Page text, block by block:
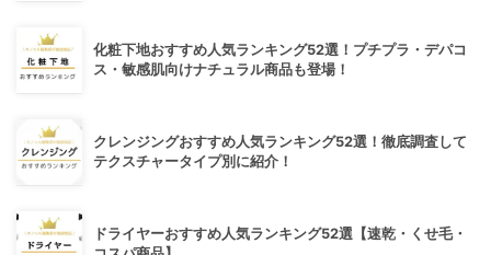
化粧下地おすすめ人気ランキング52選！プチプラ・デパコ
ス・敏感肌向けナチュラル商品も登場！
クレンジングおすすめ人気ランキング52選！徹底調査して
テクスチャータイプ別に紹介！
ドライヤーおすすめ人気ランキング52選【速乾・くせ毛・